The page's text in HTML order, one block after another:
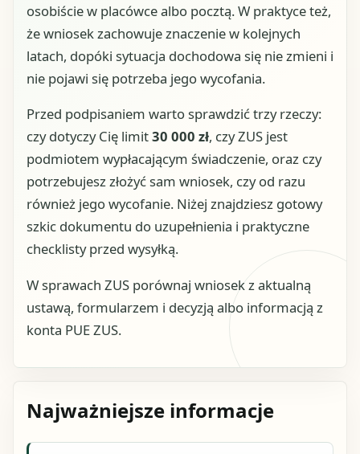
osobiście w placówce albo pocztą. W praktyce też,
że wniosek zachowuje znaczenie w kolejnych
latach, dopóki sytuacja dochodowa się nie zmieni i
nie pojawi się potrzeba jego wycofania.
Przed podpisaniem warto sprawdzić trzy rzeczy:
czy dotyczy Cię limit30 000 zł, czy ZUS jest
podmiotem wypłacającym świadczenie, oraz czy
potrzebujesz złożyć sam wniosek, czy od razu
również jego wycofanie. Niżej znajdziesz gotowy
szkic dokumentu do uzupełnienia i praktyczne
checklisty przed wysyłką.
W sprawach ZUS porównaj wniosek z aktualną
ustawą, formularzem i decyzją albo informacją z
konta PUE ZUS.
Najważniejsze informacje